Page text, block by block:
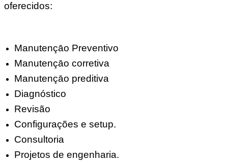
oferecidos:
Manutençāo Preventivo
Manutençāo corretiva
Manutençāo preditiva
Diagnóstico
Revisão
Configurações e setup.
Consultoria
Projetos de engenharia.